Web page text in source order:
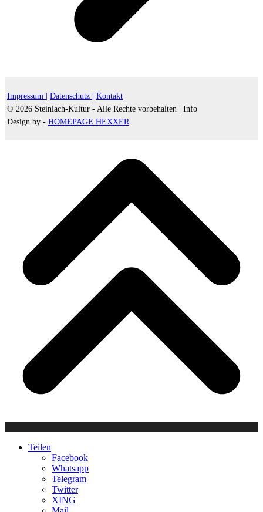
Impressum | Datenschutz |
Kontakt
© 2026 Steinlach-Kultur - Alle Rechte vorbehalten |
Info
Design by - HOMEPAGE HEXXER
Teilen
Facebook
Whatsapp
Telegram
Twitter
XING